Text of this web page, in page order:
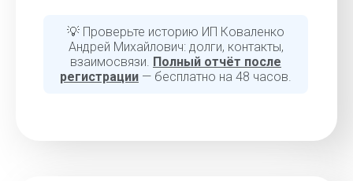
💡 Проверьте историю ИП Коваленко
Андрей Михайлович: долги, контакты,
взаимосвязи. Полный отчёт после
регистрации — бесплатно на 48 часов.